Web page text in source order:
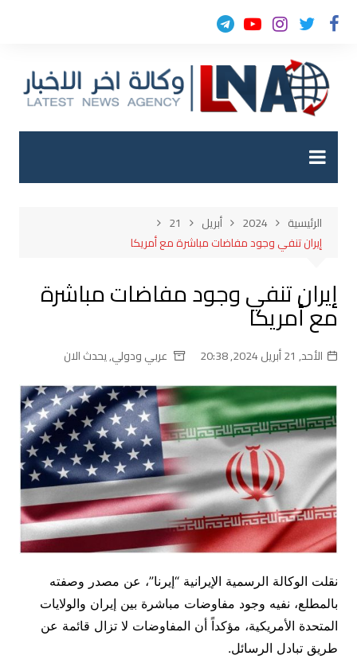
التجاوز
الرئيسية 2024 أبريل
21
إيران تنفي وجود مفاضات مباشرة مع أمريكا
إيران تنفي وجود مفاضات مباشرة
مع أمريكا
الأحد, 21 أبريل 2024, 20:38 عربي ودولي,يحدث الان
نقلت الوكالة الرسمية الإيرانية “إيرنا”، عن مصدر وصفته
بالمطلع، نفيه وجود مفاوضات مباشرة بين إيران والولايات
المتحدة الأمريكية، مؤكداً أن المفاوضات لا تزال قائمة عن
طريق تبادل الرسائل.